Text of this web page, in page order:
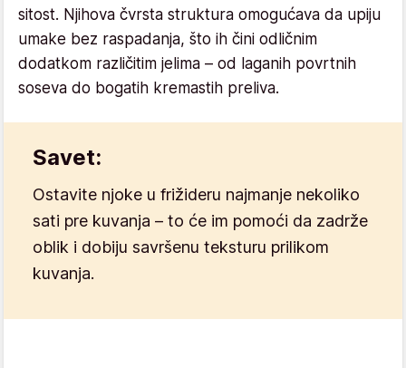
sitost. Njihova čvrsta struktura omogućava da upiju
umake bez raspadanja, što ih čini odličnim
dodatkom različitim jelima – od laganih povrtnih
soseva do bogatih kremastih preliva.
Savet:
Ostavite njoke u frižideru najmanje nekoliko
sati pre kuvanja – to će im pomoći da zadrže
oblik i dobiju savršenu teksturu prilikom
kuvanja.